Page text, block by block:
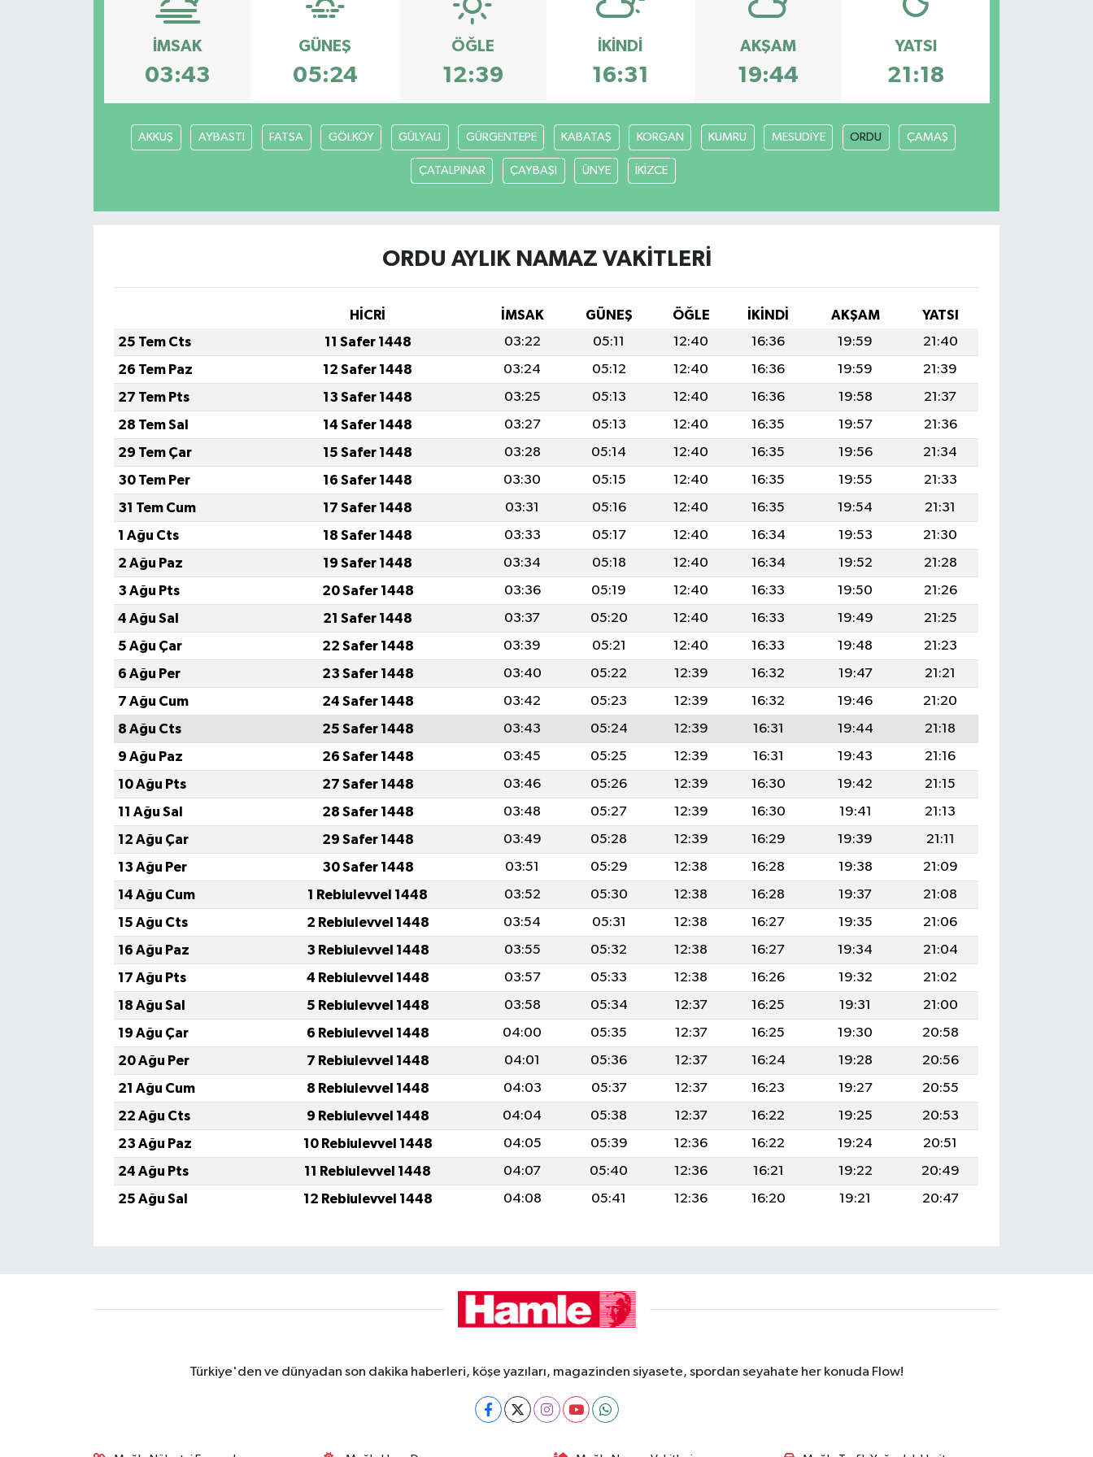
İMSAK
03:43
GÜNEŞ
05:24
ÖĞLE
12:39
İKINDI
16:31
AKŞAM
19:44
YATSI
21:18
AKKUŞ AYBASTI FATSA GÖLKÖY GÜLYALI GÜRGENTEPE KABATAŞ KORGAN KUMRU MESUDİYE ORDU ÇAMAŞ
ÇATALPINAR ÇAYBAŞI ÜNYE İKİZCE
ORDU AYLIK NAMAZ VAKITLERI
HİCRİ İMSAK GÜNEŞ ÖĞLE İKINDI AKŞAM
YATSI
25 Tem Cts
11 Safer 1448 03:22 05:11 12:40 16:36 19:59
21:40
26 Tem Paz
12 Safer 1448 03:24 05:12 12:40 16:36 19:59
21:39
27 Tem Pts
13 Safer 1448 03:25 05:13 12:40 16:36 19:58
21:37
28 Tem Sal
14 Safer 1448 03:27 05:13 12:40 16:35 19:57
21:36
29 Tem Çar
15 Safer 1448 03:28 05:14 12:40 16:35 19:56
21:34
30 Tem Per
16 Safer 1448 03:30 05:15 12:40 16:35 19:55
21:33
31 Tem Cum
17 Safer 1448 03:31 05:16 12:40 16:35 19:54
21:31
1 Ağu Cts
18 Safer 1448 03:33 05:17 12:40 16:34 19:53
21:30
2 Ağu Paz
19 Safer 1448 03:34 05:18 12:40 16:34 19:52
21:28
3 Ağu Pts
20 Safer 1448 03:36 05:19 12:40 16:33 19:50
21:26
4 Ağu Sal
21 Safer 1448 03:37 05:20 12:40 16:33 19:49
21:25
5 Ağu Çar
22 Safer 1448 03:39 05:21 12:40 16:33 19:48
21:23
6 Ağu Per
23 Safer 1448 03:40 05:22 12:39 16:32 19:47
21:21
7 Ağu Cum
24 Safer 1448 03:42 05:23 12:39 16:32 19:46
21:20
8 Ağu Cts
25 Safer 1448 03:43 05:24 12:39 16:31 19:44
21:18
9 Ağu Paz
26 Safer 1448 03:45 05:25 12:39 16:31 19:43
21:16
10 Ağu Pts
27 Safer 1448 03:46 05:26 12:39 16:30 19:42
21:15
11 Ağu Sal
28 Safer 1448 03:48 05:27 12:39 16:30 19:41
21:13
12 Ağu Çar
29 Safer 1448 03:49 05:28 12:39 16:29 19:39
21:11
13 Ağu Per
30 Safer 1448 03:51 05:29 12:38 16:28 19:38
21:09
14 Ağu Cum
1 Rebiulevvel 1448 03:52 05:30 12:38 16:28 19:37
21:08
15 Ağu Cts
2 Rebiulevvel 1448 03:54 05:31 12:38 16:27 19:35
21:06
16 Ağu Paz
3 Rebiulevvel 1448 03:55 05:32 12:38 16:27 19:34
21:04
17 Ağu Pts
4 Rebiulevvel 1448 03:57 05:33 12:38 16:26 19:32
21:02
18 Ağu Sal
5 Rebiulevvel 1448 03:58 05:34 12:37 16:25 19:31
21:00
19 Ağu Çar
6 Rebiulevvel 1448 04:00 05:35 12:37 16:25 19:30
20:58
20 Ağu Per
7 Rebiulevvel 1448 04:01 05:36 12:37 16:24 19:28
20:56
21 Ağu Cum
8 Rebiulevvel 1448 04:03 05:37 12:37 16:23 19:27
20:55
22 Ağu Cts
9 Rebiulevvel 1448 04:04 05:38 12:37 16:22 19:25
20:53
23 Ağu Paz
10 Rebiulevvel 1448 04:05 05:39 12:36 16:22 19:24
20:51
24 Ağu Pts
11 Rebiulevvel 1448 04:07 05:40 12:36 16:21 19:22
20:49
25 Ağu Sal
12 Rebiulevvel 1448 04:08 05:41 12:36 16:20 19:21 20:47
Türkiye'den ve dünyadan son dakika haberleri, köşe yazıları, magazinden siyasete, spordan seyahate her konuda Flow!